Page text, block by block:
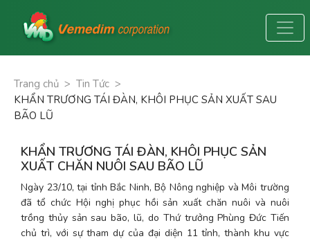
Trang chủ > Tin Tức >
KHẨN TRƯƠNG TÁI ĐÀN, KHÔI PHỤC SẢN XUẤT SAU
BÃO LŨ
KHẨN TRƯƠNG TÁI ĐÀN, KHÔI PHỤC SẢN
XUẤT CHĂN NUÔI SAU BÃO LŨ
Ngày 23/10, tại tỉnh Bắc Ninh, Bộ Nông nghiệp và Môi trường
đã tổ chức Hội nghị phục hồi sản xuất chăn nuôi và nuôi
trồng thủy sản sau bão, lũ, do Thứ trưởng Phùng Đức Tiến
chủ trì, với sự tham dự của đại diện 11 tỉnh, thành khu vực